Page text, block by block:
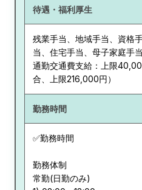
待遇・福利厚生
残業手当、地域手当、資格
当、住宅手当、母子家庭
通勤交通費支給：上限
合、上限216,000円）
勤務時間
✅勤務時間
勤務体制
常勤(日勤のみ)